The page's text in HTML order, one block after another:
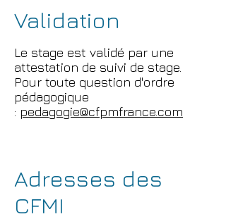
Validation
Le stage est validé par une
attestation de suivi de stage.
Pour toute question d'ordre
pédagogique
: pedagogie@cfpmfrance.com
Adresses des
CFMI